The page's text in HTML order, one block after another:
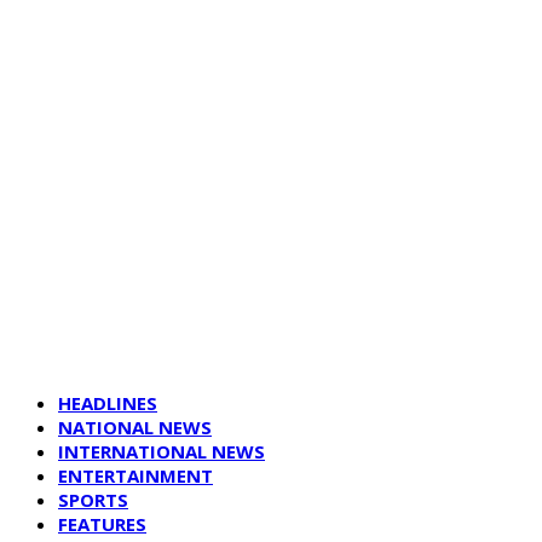
HEADLINES
NATIONAL NEWS
INTERNATIONAL NEWS
ENTERTAINMENT
SPORTS
FEATURES